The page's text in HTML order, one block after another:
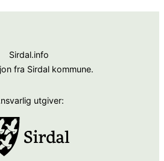
Sirdal.info
fra Sirdal kommune.
utgiver: